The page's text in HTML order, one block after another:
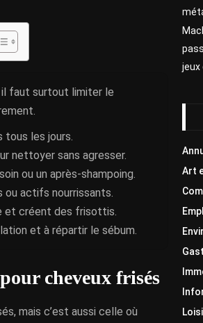
faut surtout limiter le
tous les jours.
nettoyer sans agresser.
ou un après-shampoing.
ou actifs nourrissants.
et créent des frisottis.
et à répartir le sébum.
cheveux frisés
mais c’est aussi celle où
jeux
Art